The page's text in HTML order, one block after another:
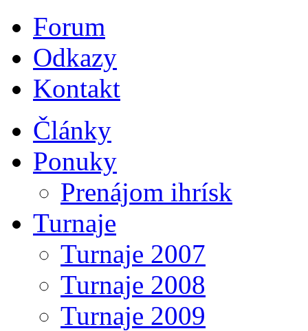
Forum
Odkazy
Kontakt
Články
Ponuky
Prenájom ihrísk
Turnaje
Turnaje 2007
Turnaje 2008
Turnaje 2009